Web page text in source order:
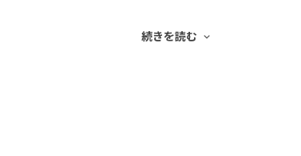
れています。画面自体もノングレアでありながら
続きを読む